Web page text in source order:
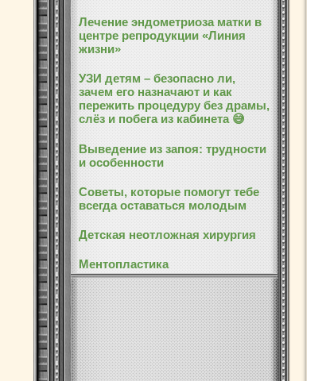
Лечение эндометриоза матки в
центре репродукции «Линия
жизни»
УЗИ детям – безопасно ли,
зачем его назначают и как
пережить процедуру без драмы,
слёз и побега из кабинета 😅
Выведение из запоя: трудности
и особенности
Советы, которые помогут тебе
всегда оставаться молодым
Детская неотложная хирургия
Ментопластика